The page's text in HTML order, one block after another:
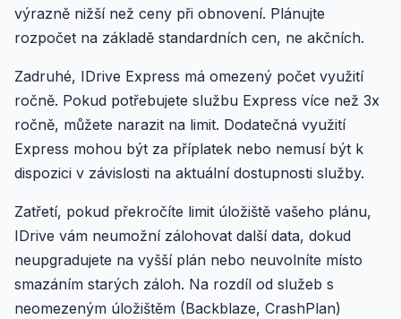
výrazně nižší než ceny při obnovení. Plánujte
rozpočet na základě standardních cen, ne akčních.
Zadruhé, IDrive Express má omezený počet využití
ročně. Pokud potřebujete službu Express více než 3x
ročně, můžete narazit na limit. Dodatečná využití
Express mohou být za příplatek nebo nemusí být k
dispozici v závislosti na aktuální dostupnosti služby.
Zatřetí, pokud překročíte limit úložiště vašeho plánu,
IDrive vám neumožní zálohovat další data, dokud
neupgradujete na vyšší plán nebo neuvolníte místo
smazáním starých záloh. Na rozdíl od služeb s
neomezeným úložištěm (Backblaze, CrashPlan)